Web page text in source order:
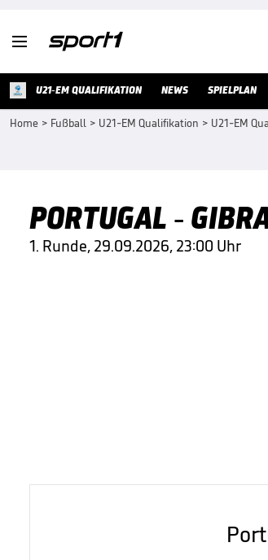

U21-EM QUALIFIKATION NEWS SPIELPLAN
Home > Fußball > U21-EM Qualifikation > U21-EM
PORTUGAL -
1. Runde, 29.09.2026, 23:00 Uhr